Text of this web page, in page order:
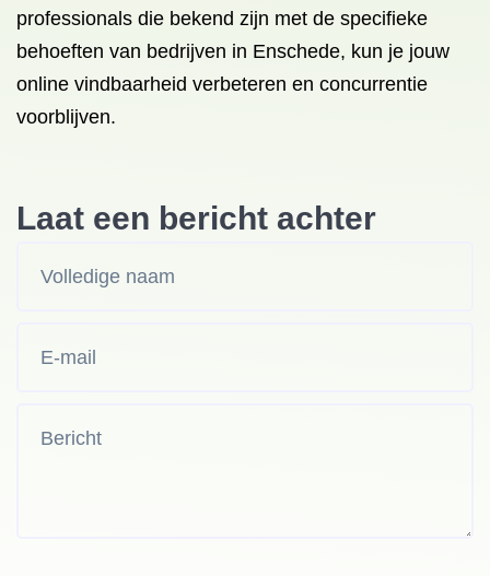
professionals die bekend zijn met de specifieke
behoeften van bedrijven in Enschede, kun je jouw
online vindbaarheid verbeteren en concurrentie
voorblijven.
Laat een bericht achter